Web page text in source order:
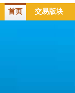
首页 交易版块